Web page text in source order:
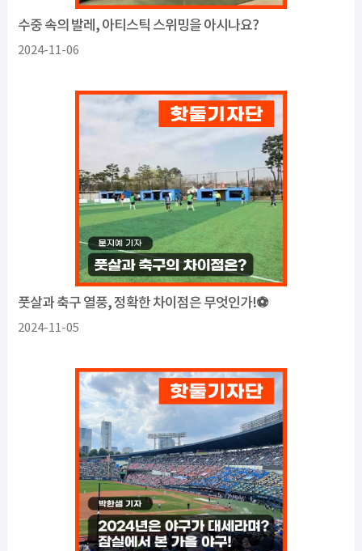
수중 속의 발레, 아티스틱 스위밍을 아시나요?
2024-11-06
풋살과 축구 열풍, 정확한 차이점은 무엇인가!⚽️
2024-11-05